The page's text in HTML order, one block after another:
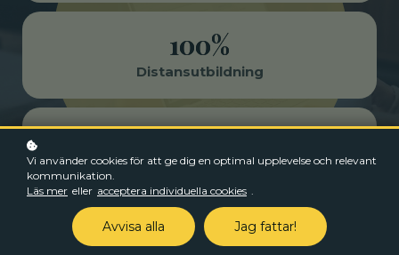
100%
Distansutbildning
100%
Flexibilitet
Vi använder cookies för att ge dig en optimal upplevelse och relevant
kommunikation.
Läs mer eller acceptera individuella cookies .
Avvisa alla Jag fattar!